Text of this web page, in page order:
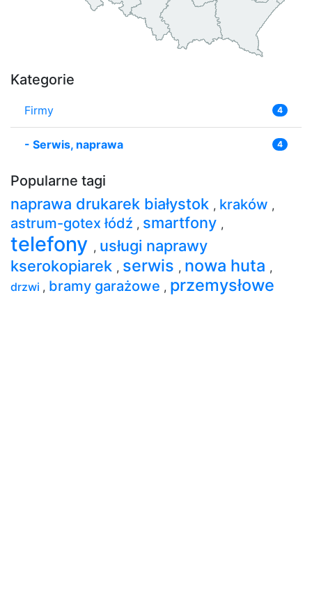
Kategorie
Firmy 4
- Serwis, naprawa 4
Popularne tagi
naprawa drukarek białystok , kraków ,
astrum-gotex łódź , smartfony ,
telefony , usługi naprawy
kserokopiarek , serwis , nowa huta ,
drzwi , bramy garażowe , przemysłowe